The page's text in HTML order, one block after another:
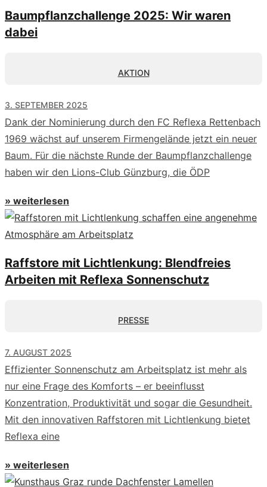
Baumpflanzchallenge 2025: Wir waren
dabei
AKTION
3. SEPTEMBER 2025
Dank der Nominierung durch den FC Reflexa Rettenbach
1969 wächst auf unserem Firmengelände jetzt ein neuer
Baum. Für die nächste Runde der Baumpflanzchallenge
haben wir den Lions-Club Günzburg, die ÖDP
» weiterlesen
Raffstore mit Lichtlenkung: Blendfreies
Arbeiten mit Reflexa Sonnenschutz
PRESSE
7. AUGUST 2025
Effizienter Sonnenschutz am Arbeitsplatz ist mehr als
nur eine Frage des Komforts – er beeinflusst
Konzentration, Produktivität und sogar die Gesundheit.
Mit den innovativen Raffstoren mit Lichtlenkung bietet
Reflexa eine
» weiterlesen